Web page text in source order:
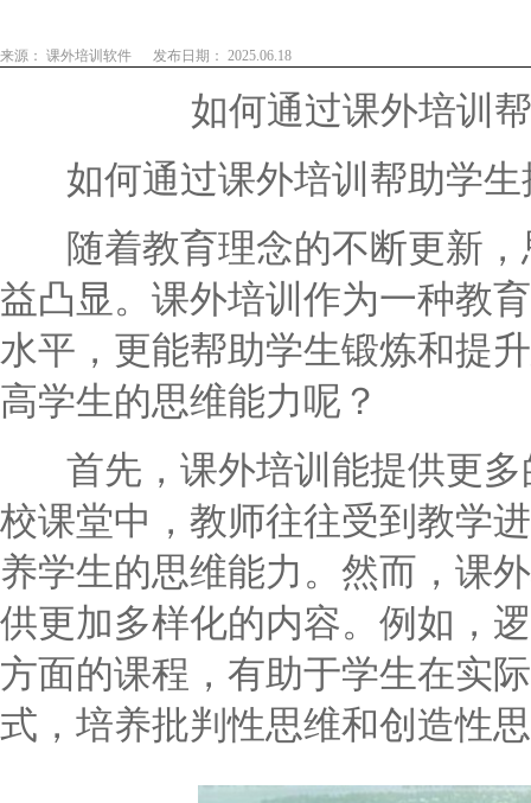
来源： 课外培训软件 发布日期： 2025.06.18
如何通过课外培训
如何通过课外培训帮助学生
随着教育理念的不断更新，
益凸显。课外培训作为一种教
水平，更能帮助学生锻炼和提
高学生的思维能力呢？
首先，课外培训能提供更多
校课堂中，教师往往受到教学
养学生的思维能力。然而，课
供更加多样化的内容。例如，
方面的课程，有助于学生在实
式，培养批判性思维和创造性